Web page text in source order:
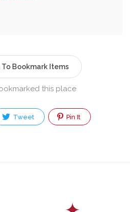
To Bookmark Items
this place
Tweet Pin It